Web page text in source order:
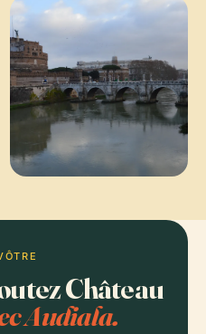
Château
Audiala.